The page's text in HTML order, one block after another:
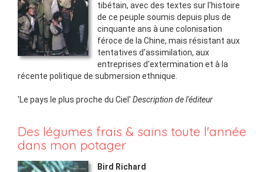
tibétain, avec des textes sur l'histoire
de ce peuple soumis depuis plus de
cinquante ans à une colonisation
féroce de la Chine, mais résistant aux
tentatives d'assimilation, aux
entreprises d'extermination et à la
récente politique de submersion ethnique.
'Le pays le plus proche du Ciel' Description de l'éditeur
Des légumes frais & sains toute l'année
dans mon potager
Bird Richard